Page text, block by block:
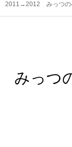
2011→2012 みっつの
っつ